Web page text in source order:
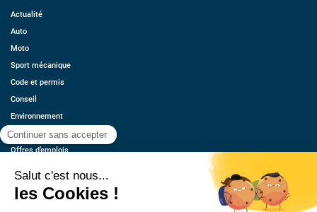
Actualité
Auto
Moto
Sport mécanique
Code et permis
Conseil
Environnement
Économie
Offres d’emplois
Contact